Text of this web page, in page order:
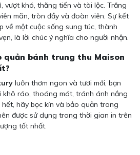
vượt khó, thăng tiến và tài lộc. Trăng
mãn, tròn đầy và đoàn viên. Sự kết
về một cuộc sống sung túc, thành
là lời chúc ý nghĩa cho người nhận.
quản bánh trung thu Maison
luôn thơm ngon và tươi mới, bạn
khô ráo, thoáng mát, tránh ánh nắng
hãy bọc kín và bảo quản trong
được sử dụng trong thời gian in trên
tốt nhất.